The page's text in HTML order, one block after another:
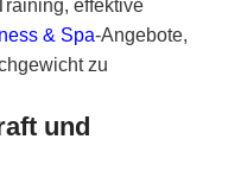
effektive
& Spa-Angebote,
zu
und